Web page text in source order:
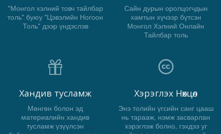
"Монгол хэлний товч тайлбар
толь" буюу "Цэвэлийн Ногоон
Толь" дээр үндэслэв
Сайн дурын оролцогчдын
хамтын хүчээр бүтсэн
Монгол Хэлний Онлайн
Тайлбар толь
Хандив тусламж
Мөнгөн болон эд
материалийн хандив
тусламж үзүүлсэн
Хэрэглэх Нөхцөл
Энэ толийн үгсийн санг цааш
нь тарааж, нэмж засварлан
хэрэглэж болно, гэхдээ уг